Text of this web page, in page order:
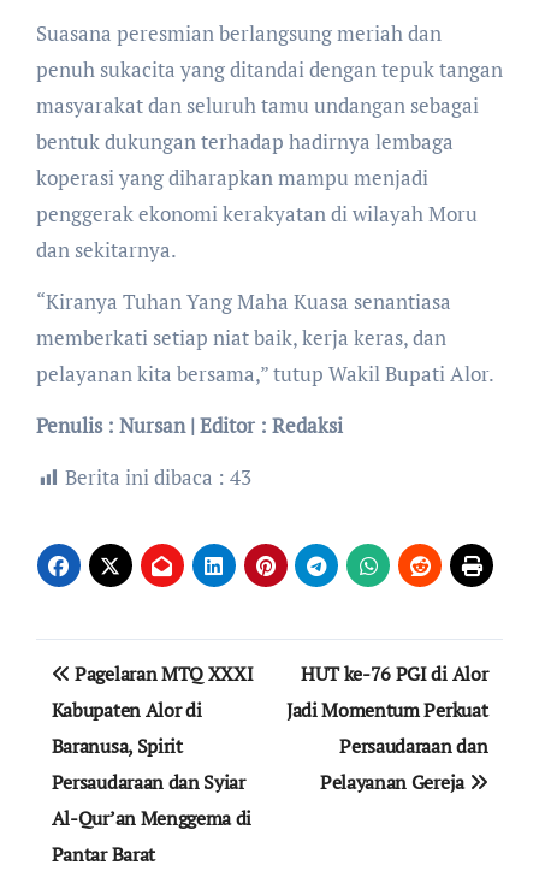
Suasana peresmian berlangsung meriah dan
penuh sukacita yang ditandai dengan tepuk tangan
masyarakat dan seluruh tamu undangan sebagai
bentuk dukungan terhadap hadirnya lembaga
koperasi yang diharapkan mampu menjadi
penggerak ekonomi kerakyatan di wilayah Moru
dan sekitarnya.
“Kiranya Tuhan Yang Maha Kuasa senantiasa
memberkati setiap niat baik, kerja keras, dan
pelayanan kita bersama,” tutup Wakil Bupati Alor.
Penulis : Nursan | Editor : Redaksi
Berita ini dibaca : 43
Navigasi
pos
Pagelaran MTQ XXXI
Kabupaten Alor di
Baranusa, Spirit
Persaudaraan dan Syiar
Al-Qur’an Menggema di
Pantar Barat
HUT ke-76 PGI di Alor
Jadi Momentum Perkuat
Persaudaraan dan
Pelayanan Gereja